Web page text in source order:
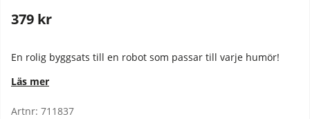
379 kr
En rolig byggsats till en robot som passar till varje humör!
Läs mer
Artnr: 711837